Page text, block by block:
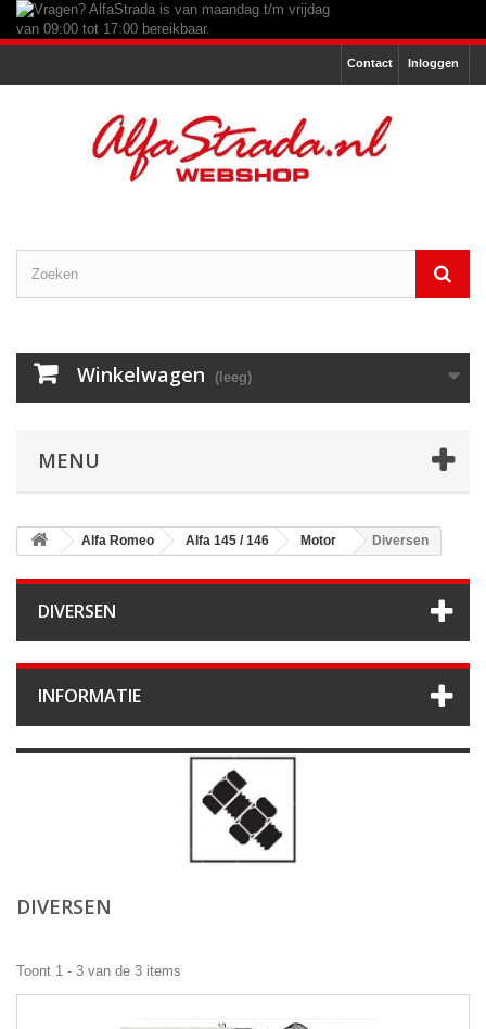
Inloggen
Contact
Winkelwagen (leeg)
MENU
Alfa Romeo Alfa 145 / 146 Motor Diversen
DIVERSEN
INFORMATIE
DIVERSEN
Toont 1 - 3 van de 3 items